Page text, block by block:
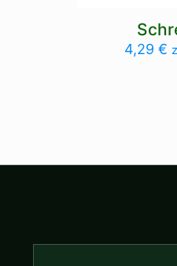
4,29 €